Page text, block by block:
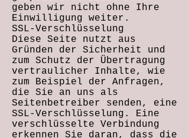
geben wir nicht ohne Ihre
Einwilligung weiter.
SSL-Verschlüsselung
Diese Seite nutzt aus
Gründen der Sicherheit und
zum Schutz der Übertragung
vertraulicher Inhalte, wie
zum Beispiel der Anfragen,
die Sie an uns als
Seitenbetreiber senden, eine
SSL-Verschlüsselung. Eine
verschlüsselte Verbindung
erkennen Sie daran, dass die